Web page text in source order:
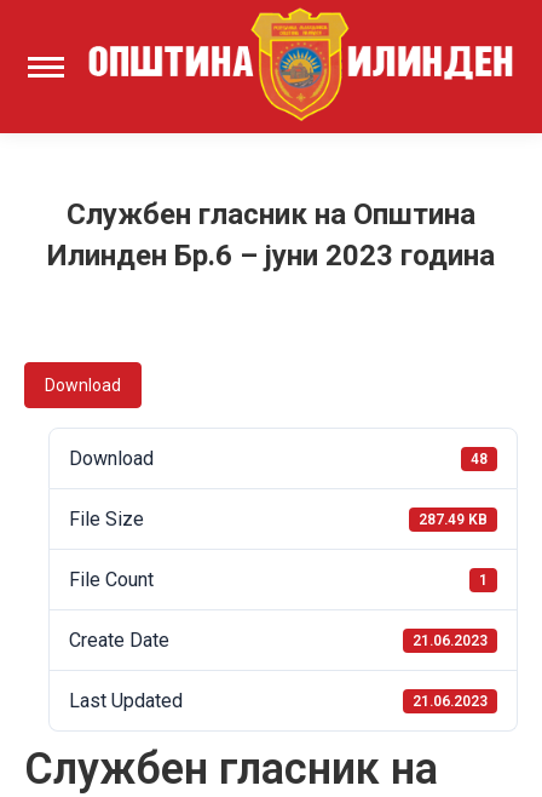
Службен гласник на Општина
Илинден Бр.6 – јуни 2023 година
Download
Download 48
File Size 287.49 KB
File Count 1
Create Date 21.06.2023
Last Updated 21.06.2023
Службен гласник на